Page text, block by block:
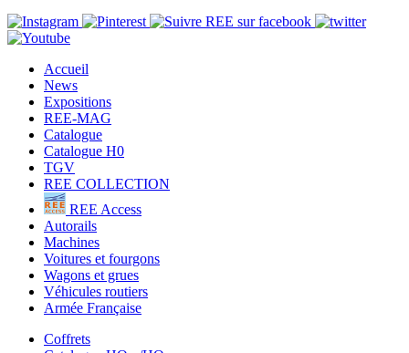
Accueil
News
Expositions
REE-MAG
Catalogue
Catalogue H0
TGV
REE COLLECTION
REE Access
Autorails
Machines
Voitures et fourgons
Wagons et grues
Véhicules routiers
Armée Française
Coffrets